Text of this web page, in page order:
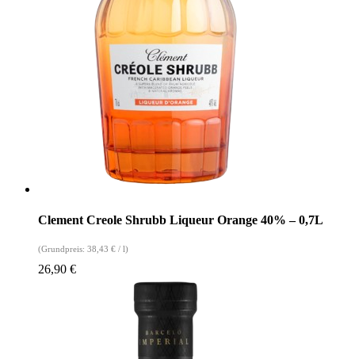
Clement Creole Shrubb Liqueur Orange 40% – 0,7L
(Grundpreis: 38,43 € / l)
26,90 €